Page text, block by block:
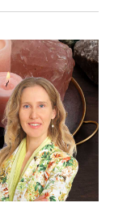
und